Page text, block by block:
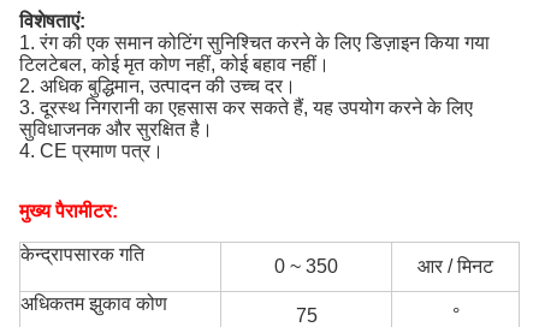
विशेषताएं:
1. रंग की एक समान कोटिंग सुनिश्चित करने के लिए डिज़ाइन किया गया
टिलटेबल, कोई मृत कोण नहीं, कोई बहाव नहीं।
2. अधिक बुद्धिमान, उत्पादन की उच्च दर।
3. दूरस्थ निगरानी का एहसास कर सकते हैं, यह उपयोग करने के लिए
सुविधाजनक और सुरक्षित है।
4. CE प्रमाण पत्र।
मुख्य पैरामीटर:
केन्द्रापसारक गति
0 ~ 350
आर / मिनट
अधिकतम झुकाव कोण
75
°